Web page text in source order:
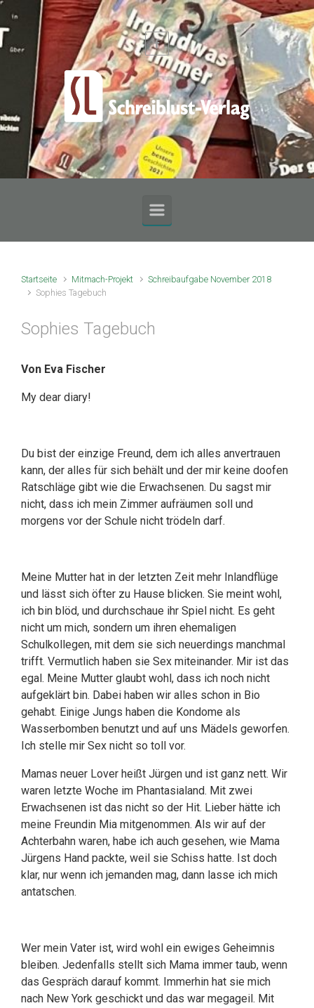
Zum Hauptinhalt springen
Startseite Mitmach-Projekt
Schreibaufgabe November 2018
Sophies Tagebuch
Sophies Tagebuch
Von Eva Fischer
My dear diary!
Du bist der einzige Freund, dem ich alles anvertrauen
kann, der alles für sich behält und der mir keine doofen
Ratschläge gibt wie die Erwachsenen. Du sagst mir
nicht, dass ich mein Zimmer aufräumen soll und
morgens vor der Schule nicht trödeln darf.
Meine Mutter hat in der letzten Zeit mehr Inlandflüge
und lässt sich öfter zu Hause blicken. Sie meint wohl,
ich bin blöd, und durchschaue ihr Spiel nicht. Es geht
nicht um mich, sondern um ihren ehemaligen
Schulkollegen, mit dem sie sich neuerdings manchmal
trifft. Vermutlich haben sie Sex miteinander. Mir ist das
egal. Meine Mutter glaubt wohl, dass ich noch nicht
aufgeklärt bin. Dabei haben wir alles schon in Bio
gehabt. Einige Jungs haben die Kondome als
Wasserbomben benutzt und auf uns Mädels geworfen.
Ich stelle mir Sex nicht so toll vor.
Mamas neuer Lover heißt Jürgen und ist ganz nett. Wir
waren letzte Woche im Phantasialand. Mit zwei
Erwachsenen ist das nicht so der Hit. Lieber hätte ich
meine Freundin Mia mitgenommen. Als wir auf der
Achterbahn waren, habe ich auch gesehen, wie Mama
Jürgens Hand packte, weil sie Schiss hatte. Ist doch
klar, nur wenn ich jemanden mag, dann lasse ich mich
antatschen.
Wer mein Vater ist, wird wohl ein ewiges Geheimnis
bleiben. Jedenfalls stellt sich Mama immer taub, wenn
das Gespräch darauf kommt. Immerhin hat sie mich
nach New York geschickt und das war megageil. Mit